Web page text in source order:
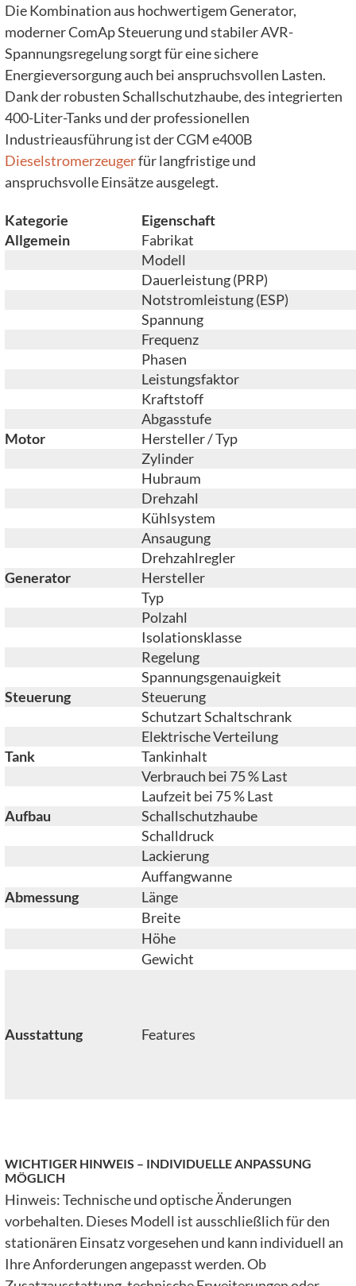
Die Kombination aus hochwertigem Generator,
moderner ComAp Steuerung und stabiler AVR-
Spannungsregelung sorgt für eine sichere
Energieversorgung auch bei anspruchsvollen Lasten.
Dank der robusten Schallschutzhaube, des integrierten
400-Liter-Tanks und der professionellen
Industrieausführung ist der CGM e400B
Dieselstromerzeugerfür langfristige und
anspruchsvolle Einsätze ausgelegt.
Kategorie
Eigenschaft
Allgemein
Fabrikat
Modell
Dauerleistung (PRP)
Notstromleistung (ESP)
Spannung
Frequenz
Phasen
Leistungsfaktor
Kraftstoff
Abgasstufe
Motor
Hersteller / Typ
Zylinder
Hubraum
Drehzahl
Kühlsystem
Ansaugung
Drehzahlregler
Generator
Hersteller
Typ
Polzahl
Isolationsklasse
Regelung
Spannungsgenauigkeit
Steuerung
Steuerung
Schutzart Schaltschrank
Elektrische Verteilung
Tank
Tankinhalt
Verbrauch bei 75 % Last
Laufzeit bei 75 % Last
Aufbau
Schallschutzhaube
Schalldruck
Lackierung
Auffangwanne
Abmessung
Länge
Breite
Höhe
Gewicht
Ausstattung Features
WICHTIGER HINWEIS – INDIVIDUELLE ANPASSUNG
MÖGLICH
Hinweis: Technische und optische Änderungen
vorbehalten. Dieses Modell ist ausschließlich für den
stationären Einsatz vorgesehen und kann individuell an
Ihre Anforderungen angepasst werden. Ob